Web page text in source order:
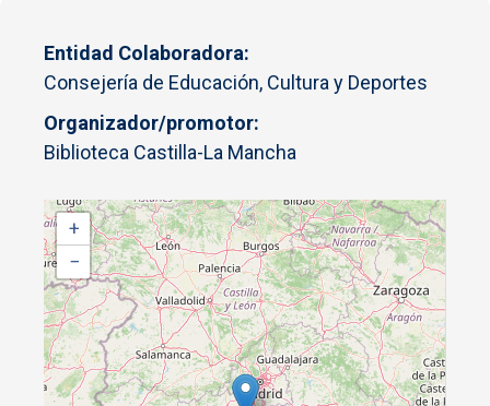
Entidad Colaboradora
Consejería de Educación, Cultura y Deportes
Organizador/promotor
Biblioteca Castilla-La Mancha
+
−